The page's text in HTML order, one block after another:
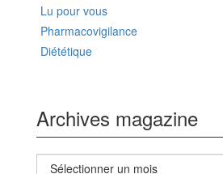
Lu pour vous
Pharmacovigilance
Diététique
Archives magazine
Archives